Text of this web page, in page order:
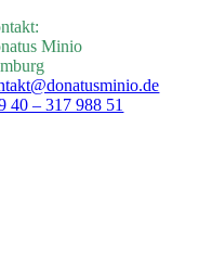
Minio
40 – 317 988 51